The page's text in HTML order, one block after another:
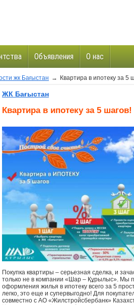
Объявления О нас
жк Бағыстан → Квартира в ипотеку за 5
ЖК Бағыстан
Квартира в ипотеку за 5 шагов!
Покупка квартиры – серьезная сделка, и
только не в компании «Шар – Құрылыс». Мы
оформления жилья в ипотеку всего за 5
легко, это еще и супервыгодно! Для
совместно с АО «Жилстройсбербанк»